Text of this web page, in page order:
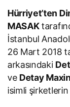
Hürriyet’ten
MASAK
İstanbul
26 Mart 2018
arkasındaki
ve Detay
isimli